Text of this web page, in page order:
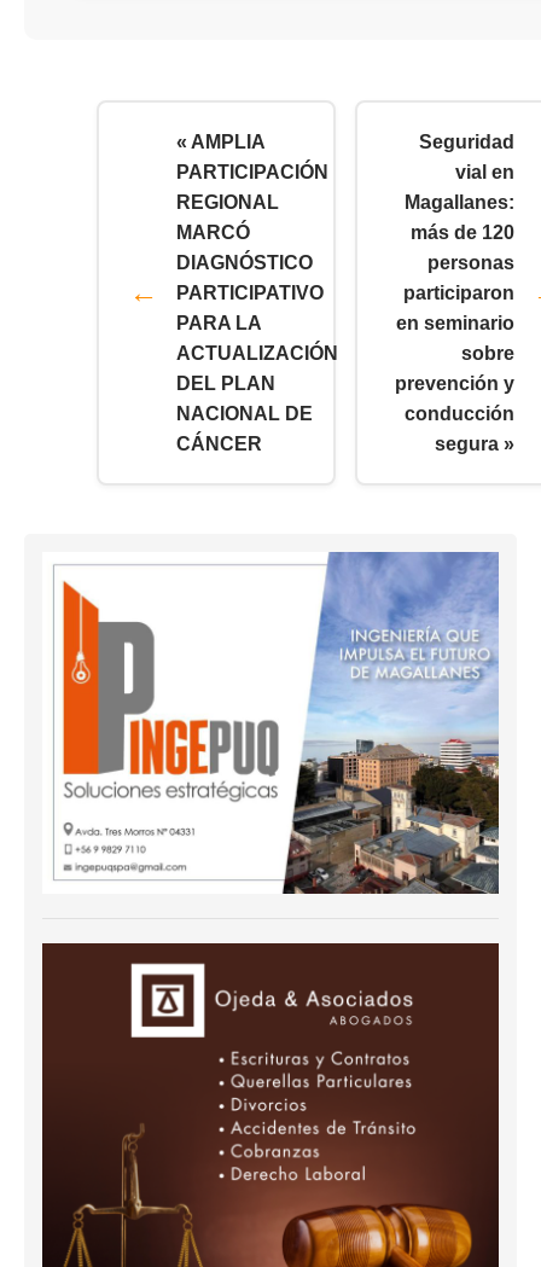
« AMPLIA
PARTICIPACIÓN
REGIONAL
MARCÓ
DIAGNÓSTICO
PARTICIPATIVO
PARA LA
ACTUALIZACIÓN
DEL PLAN
NACIONAL DE
CÁNCER
Seguridad
vial en
Magallanes:
más de 120
personas
participaron
en seminario
sobre
prevención y
conducción
segura »